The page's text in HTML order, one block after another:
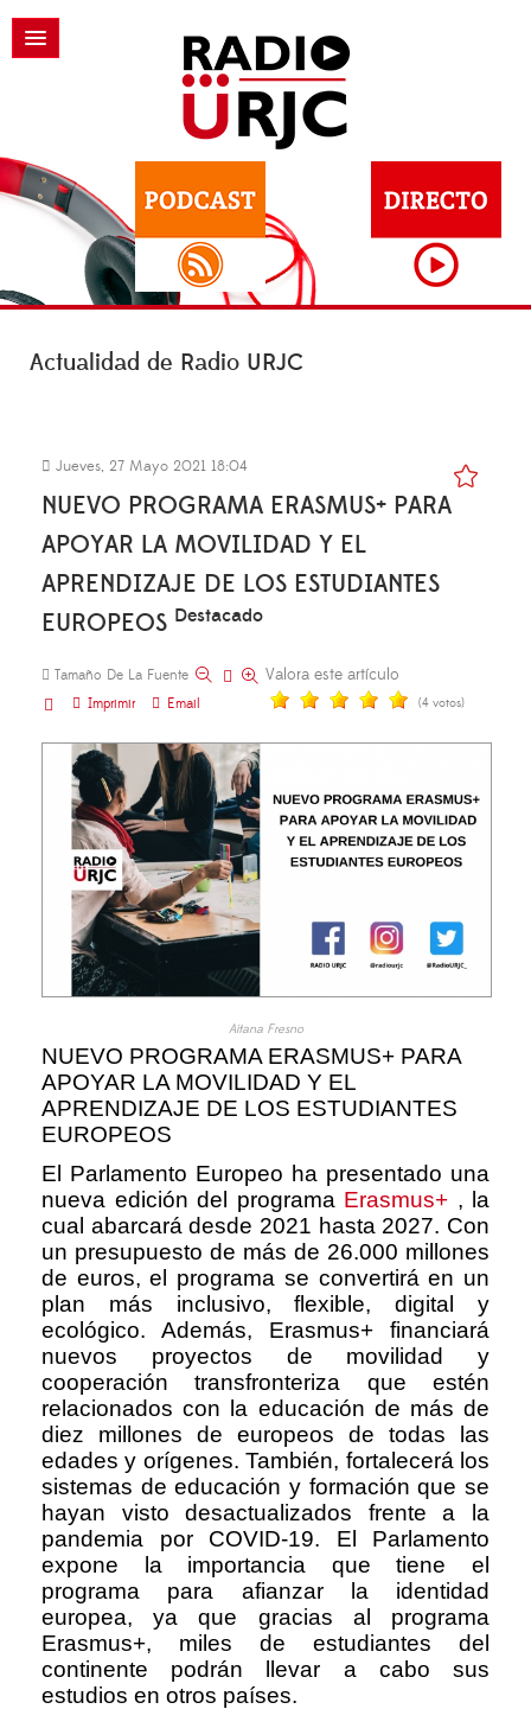
Actualidad de Radio URJC
Jueves, 27 Mayo 2021 18:04
NUEVO PROGRAMA ERASMUS+ PARA
APOYAR LA MOVILIDAD Y EL
APRENDIZAJE DE LOS ESTUDIANTES
EUROPEOS Destacado
Tamaño De La Fuente
Imprimir
Email
Valora este artículo
(4 votos)
Aitana Fresno
NUEVO PROGRAMA ERASMUS+ PARA
APOYAR LA MOVILIDAD Y EL
APRENDIZAJE DE LOS ESTUDIANTES
EUROPEOS
El Parlamento Europeo ha presentado una
nueva edición del programa Erasmus+ , la
cual abarcará desde 2021 hasta 2027. Con
un presupuesto de más de 26.000 millones
de euros, el programa se convertirá en un
plan más inclusivo, flexible, digital y
ecológico. Además, Erasmus+ financiará
nuevos proyectos de movilidad y
cooperación transfronteriza que estén
relacionados con la educación de más de
diez millones de europeos de todas las
edades y orígenes. También, fortalecerá los
sistemas de educación y formación que se
hayan visto desactualizados frente a la
pandemia por COVID-19. El Parlamento
expone la importancia que tiene el
programa para afianzar la identidad
europea, ya que gracias al programa
Erasmus+, miles de estudiantes del
continente podrán llevar a cabo sus
estudios en otros países.